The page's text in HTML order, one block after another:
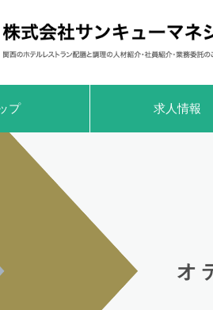
プ 求人情報
オ